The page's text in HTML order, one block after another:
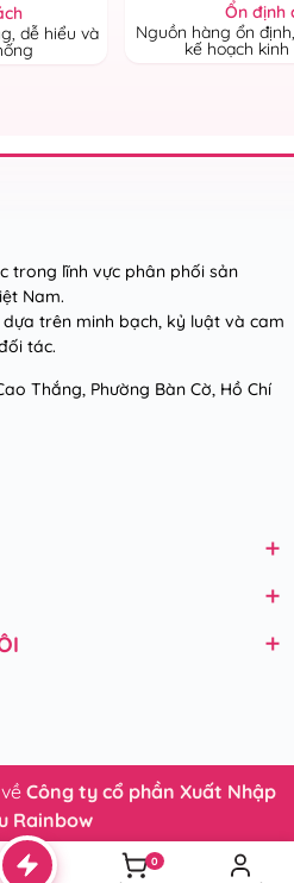
dễ hiểu và
Ổn định
Nguồn hàng ổn
kế hoạch
trong lĩnh vực phân phối sản
Nam.
trên minh bạch, kỷ luật và cam
tác.
Thắng, Phường Bàn Cờ, Hồ Chí
Công ty cổ phần Xuất Nhập
Rainbow
0